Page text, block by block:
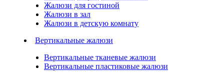
Жалюзи для гостиной
Жалюзи в зал
Жалюзи в детскую комнату
Вертикальные жалюзи
Вертикальные тканевые жалюзи
Вертикальные пластиковые жалюзи